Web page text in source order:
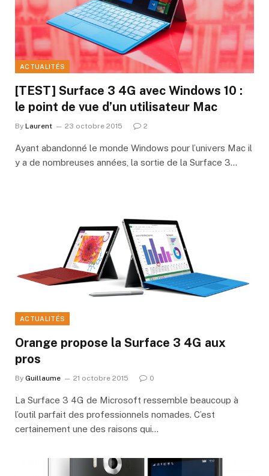
ACTUALITÉS
[TEST] Surface 3 4G avec Windows 10 :
le point de vue d’un utilisateur Mac
By Laurent 23 octobre 2015 2
Ayant abandonné le monde Windows pour l’univers Mac il
y a de nombreuses années, la sortie de la Surface 3…
ACTUALITÉS
Orange propose la Surface 3 4G aux
pros
By Guillaume 21 octobre 2015 0
La Surface 3 4G de Microsoft ressemble beaucoup à
l’outil parfait des professionnels nomades. C’est
certainement une des raisons qui…